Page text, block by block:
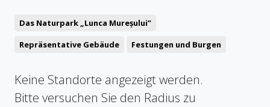
Das Naturpark „Lunca Mureșului”
Repräsentative Gebäude
Festungen und Burgen
Keine Standorte angezeigt werden.
Bitte versuchen Sie den Radius zu